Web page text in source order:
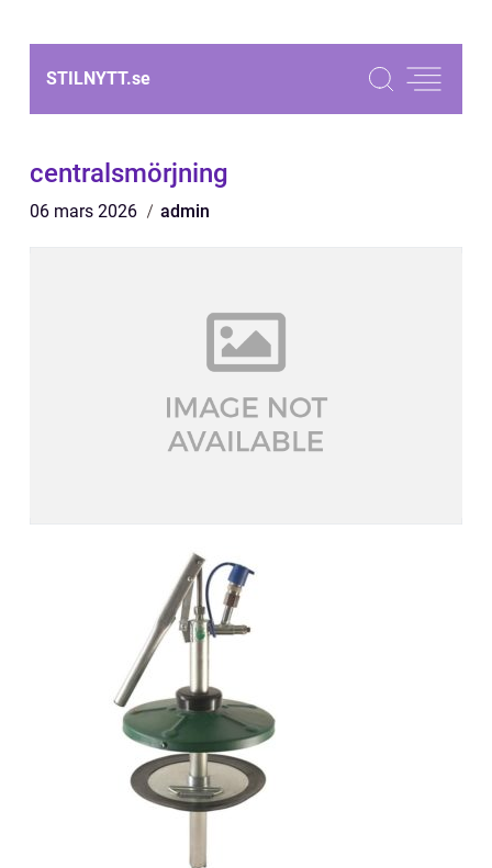
STILNYTT.se
centralsmörjning
06 mars 2026 admin